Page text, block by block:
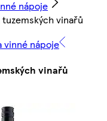
nápoje
tuzemských vinařů
vinné nápoje
vinařů